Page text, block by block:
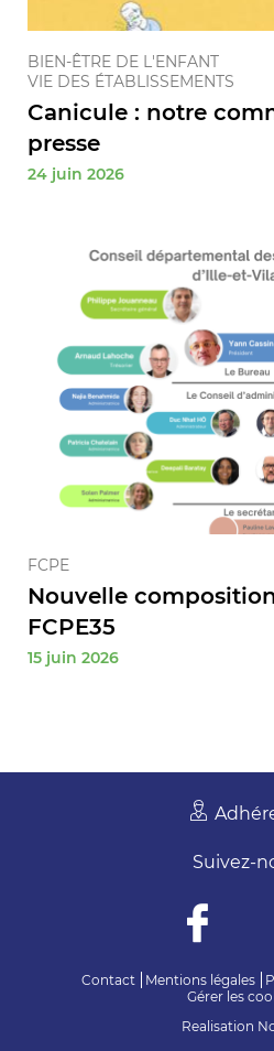
BIEN-ÊTRE DE L'ENFANT
VIE DES ÉTABLISSEMENTS
Canicule : notre
presse
24 juin 2026
FCPE
Nouvelle
FCPE35
15 juin 2026
Contact Mentions légales
Gérer les
Realisation
Suivez-